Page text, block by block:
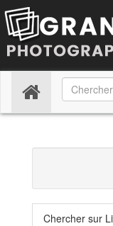
(current)
Chercher sur